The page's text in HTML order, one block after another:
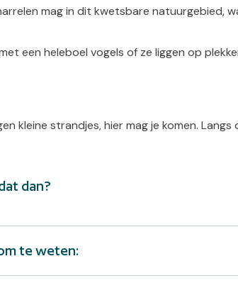
mag in dit kwetsbare natuurgebied,
een heleboel vogels of ze liggen op
kleine strandjes, hier mag je komen.
dan?
te weten: